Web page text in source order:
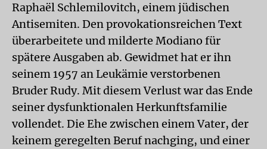
Raphaël Schlemilovitch, einem jüdischen
Antisemiten. Den provokationsreichen Text
überarbeitete und milderte Modiano für
spätere Ausgaben ab. Gewidmet hat er ihn
seinem 1957 an Leukämie verstorbenen
Bruder Rudy. Mit diesem Verlust war das Ende
seiner dysfunktionalen Herkunftsfamilie
vollendet. Die Ehe zwischen einem Vater, der
keinem geregelten Beruf nachging, und einer